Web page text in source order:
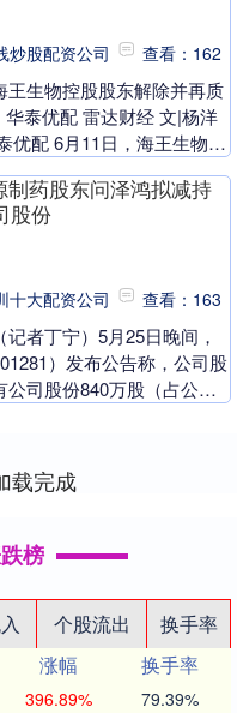
炒股配资公司 查看：162
王生物控股股东解除并再质
华泰优配 雷达财经 文|杨洋
优配 6月11日，海王生物
制药股东问泽鸿拟减持
股份
十大配资公司 查看：163
者丁宁）5月25日晚间，
）发布公告称，公司股
公司股份840万股（占公司
载完成
榜
个股流出
换手率
涨幅
换手率
396.89% 79.39%